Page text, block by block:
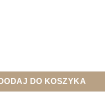
DODAJ DO KOSZYKA